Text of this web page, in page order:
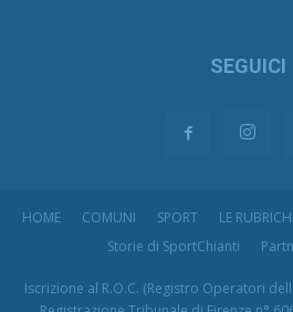
SEGUICI
HOME COMUNI SPORT LE
Storie di SportChianti
Iscrizione al R.O.C. (Registro Operatori